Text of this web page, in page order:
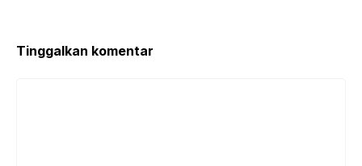
Tinggalkan komentar